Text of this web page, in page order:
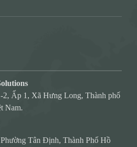
Ấp 1, Xã Hưng Long, Thành phố
Nam.
Tân Định, Thành Phố Hồ